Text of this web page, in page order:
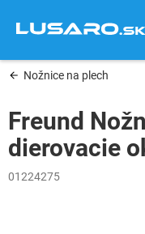
obsah
Nožnice na plech
Freund
dierovacie
01224275